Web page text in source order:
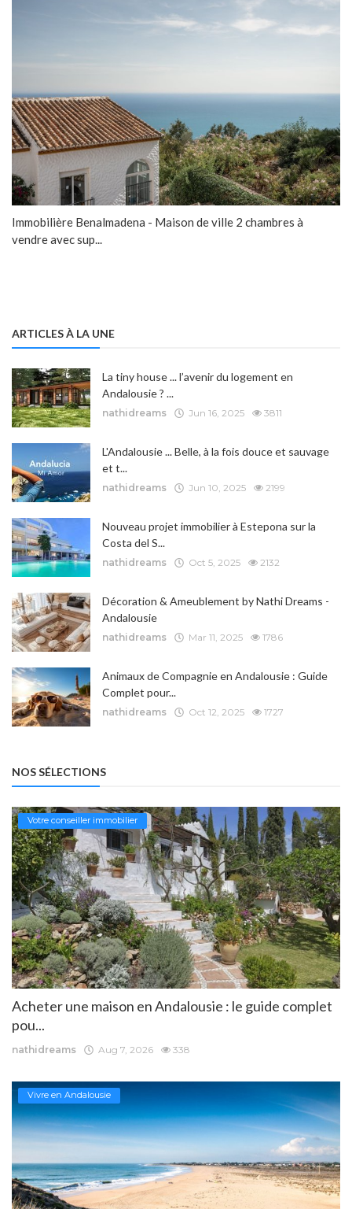
Immobilière Benalmadena - Maison de ville 2 chambres à
vendre avec sup...
ARTICLES À LA UNE
La tiny house ... l’avenir du logement en
Andalousie ? ...
nathidreams Jun 16, 2025 3811
L'Andalousie ... Belle, à la fois douce et sauvage
et t...
nathidreams Jun 10, 2025 2199
Nouveau projet immobilier à Estepona sur la
Costa del S...
nathidreams Oct 5, 2025 2132
Décoration & Ameublement by Nathi Dreams -
Andalousie
nathidreams Mar 11, 2025 1786
Animaux de Compagnie en Andalousie : Guide
Complet pour...
nathidreams Oct 12, 2025 1727
NOS SÉLECTIONS
Votre conseiller immobilier
Acheter une maison en Andalousie : le guide complet
pou...
nathidreams Aug 7, 2026 338
Vivre en Andalousie